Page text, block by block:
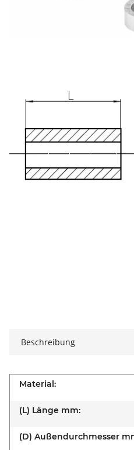
Beschreibung
Material:
(L) Länge mm:
(D) Außendurchmesser